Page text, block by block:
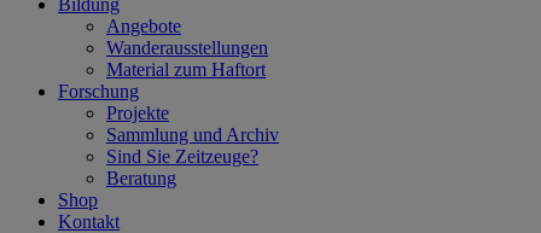
Bildung
Angebote
Wanderausstellungen
Material zum Haftort
Forschung
Projekte
Sammlung und Archiv
Sind Sie Zeitzeuge?
Beratung
Shop
Kontakt